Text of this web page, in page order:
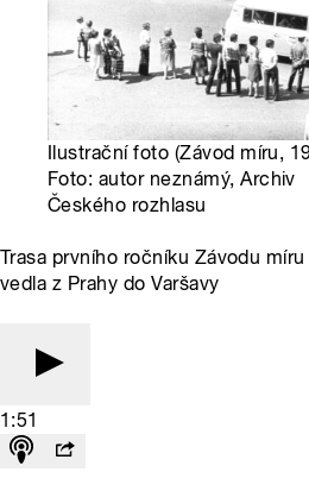
Ilustrační foto (Závod míru,
Foto: autor neznámý, Archiv
Českého rozhlasu
Trasa prvního ročníku Závodu
vedla z Prahy do Varšavy
1:51